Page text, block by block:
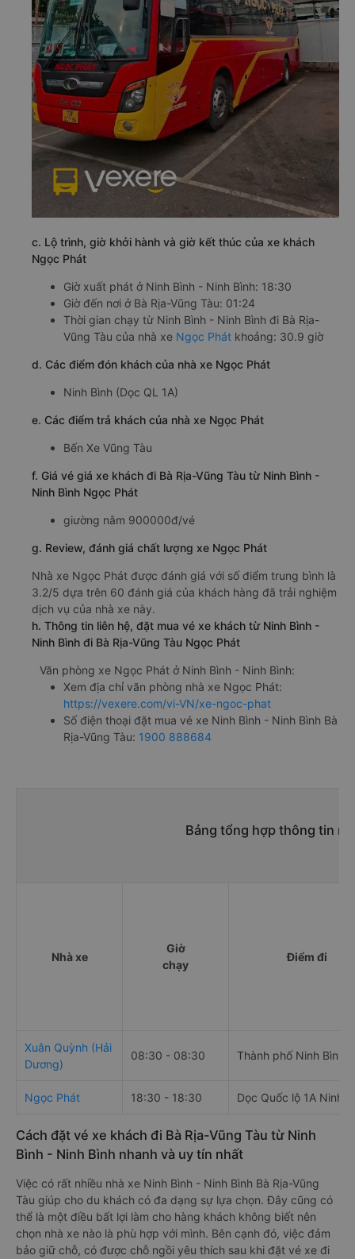
c. Lộ trình, giờ khởi hành và giờ kết thúc của xe khách
Ngọc Phát
Giờ xuất phát ở Ninh Bình - Ninh Bình: 18:30
Giờ đến nơi ở Bà Rịa-Vũng Tàu: 01:24
Thời gian chạy từ Ninh Bình - Ninh Bình đi Bà Rịa-
Vũng Tàu của nhà xe Ngọc Phát khoảng: 30.9 giờ
d. Các điểm đón khách của nhà xe Ngọc Phát
Ninh Bình (Dọc QL 1A)
e. Các điểm trả khách của nhà xe Ngọc Phát
Bến Xe Vũng Tàu
f. Giá vé giá xe khách đi Bà Rịa-Vũng Tàu từ Ninh Bình -
Ninh Bình Ngọc Phát
giường nằm 900000đ/vé
g. Review, đánh giá chất lượng xe Ngọc Phát
Nhà xe Ngọc Phát được đánh giá với số điểm trung bình là
3.2/5 dựa trên 60 đánh giá của khách hàng đã trải nghiệm
dịch vụ của nhà xe này.
h. Thông tin liên hệ, đặt mua vé xe khách từ Ninh Bình -
Ninh Bình đi Bà Rịa-Vũng Tàu Ngọc Phát
Văn phòng xe Ngọc Phát ở Ninh Bình - Ninh Bình:
Xem địa chỉ văn phòng nhà xe Ngọc Phát:
https://vexere.com/vi-VN/xe-ngoc-phat
Số điện thoại đặt mua vé xe Ninh Bình - Ninh Bình Bà
Rịa-Vũng Tàu: 1900 888684
Bảng tổng hợp thông tin
Nhà xe
Giờ
chạy
Điểm đi
Xuân Quỳnh (Hải
Dương)
08:30 - 08:30 Thành phố Ninh Bình
Ngọc Phát 18:30 - 18:30 Dọc Quốc lộ 1A Ninh
Cách đặt vé xe khách đi Bà Rịa-Vũng Tàu từ Ninh
Bình - Ninh Bình nhanh và uy tín nhất
Việc có rất nhiều nhà xe Ninh Bình - Ninh Bình Bà Rịa-Vũng
Tàu giúp cho du khách có đa dạng sự lựa chọn. Đây cũng có
thể là một điều bất lợi làm cho hàng khách không biết nên
chọn nhà xe nào là phù hợp với mình. Bên cạnh đó, việc đảm
bảo giữ chỗ, có được chỗ ngồi yêu thích sau khi đặt vé xe đi